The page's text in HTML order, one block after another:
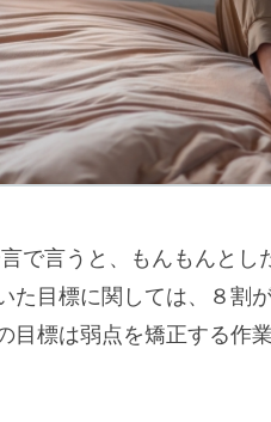
で言うと、もんもんとし
た目標に関しては、８割
目標は弱点を矯正する作